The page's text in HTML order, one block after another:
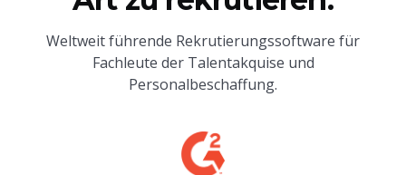
Weltweit führende Rekrutierungssoftware für
Fachleute der Talentakquise und
Personalbeschaffung.